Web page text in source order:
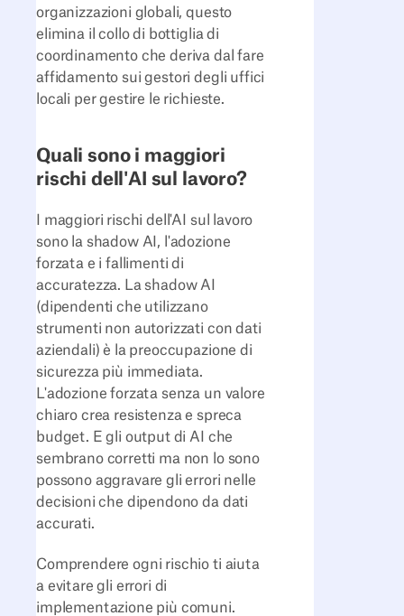
organizzazioni globali, questo
elimina il collo di bottiglia di
coordinamento che deriva dal fare
affidamento sui gestori degli uffici
locali per gestire le richieste.
Quali sono i maggiori
rischi dell'AI sul lavoro?
I maggiori rischi dell'AI sul lavoro
sono la shadow AI, l'adozione
forzata e i fallimenti di
accuratezza. La shadow AI
(dipendenti che utilizzano
strumenti non autorizzati con dati
aziendali) è la preoccupazione di
sicurezza più immediata.
L'adozione forzata senza un valore
chiaro crea resistenza e spreca
budget. E gli output di AI che
sembrano corretti ma non lo sono
possono aggravare gli errori nelle
decisioni che dipendono da dati
accurati.
Comprendere ogni rischio ti aiuta
a evitare gli errori di
implementazione più comuni.